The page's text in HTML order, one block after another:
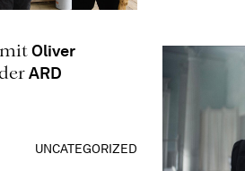
mit Oliver
ARD
UNCATEGORIZED